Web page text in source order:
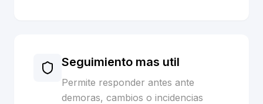
Seguimiento mas util
Permite responder antes ante
demoras, cambios o incidencias